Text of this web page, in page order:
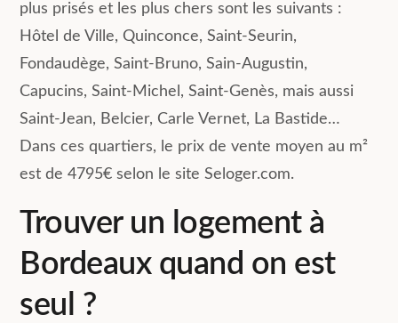
plus prisés et les plus chers sont les suivants :
Hôtel de Ville, Quinconce, Saint-Seurin,
Fondaudège, Saint-Bruno, Sain-Augustin,
Capucins, Saint-Michel, Saint-Genès, mais aussi
Saint-Jean, Belcier, Carle Vernet, La Bastide…
Dans ces quartiers, le prix de vente moyen au m²
est de 4795€ selon le site Seloger.com.
Trouver un logement à
Bordeaux quand on est
seul ?